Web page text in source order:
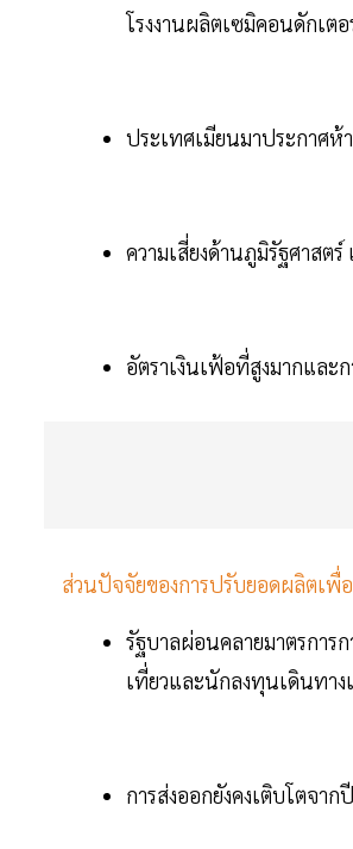
โรงงานผลิตเซมิคอนดักเต
ประเทศเมียนมาประกาศห้
ความเสี่ยงด้านภูมิรัฐศาสต
อัตราเงินเฟ้อที่สูงมากและ
ส่วนปัจจัยของการปรับยอดผลิตเ
รัฐบาลผ่อนคลายมาตรการ
เที่ยวและนักลงทุนเดินทา
การส่งออกยังคงเติบโตจา